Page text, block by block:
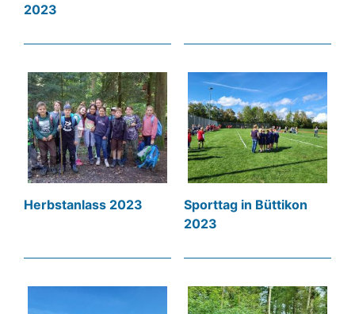
2023
Herbstanlass 2023
Sporttag in Büttikon
2023